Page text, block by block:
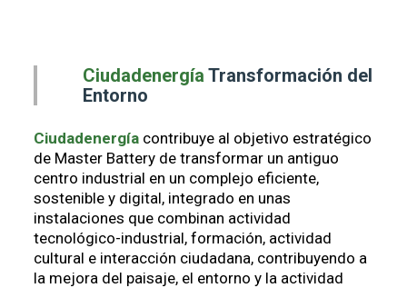
Ciudadenergía Transformación del
Entorno
Ciudadenergía contribuye al objetivo estratégico
de Master Battery de transformar un antiguo
centro industrial en un complejo eficiente,
sostenible y digital, integrado en unas
instalaciones que combinan actividad
tecnológico-industrial, formación, actividad
cultural e interacción ciudadana, contribuyendo a
la mejora del paisaje, el entorno y la actividad